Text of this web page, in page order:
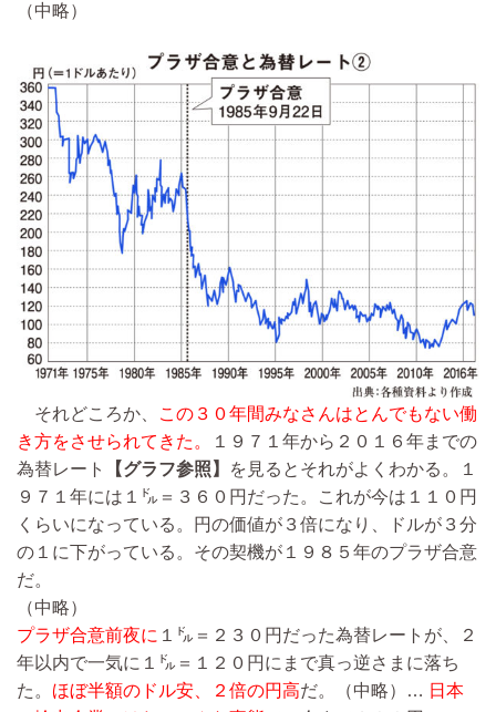
（中略）
それどころか、
この３０年間みなさんはとんでもない働
き方をさせられてきた。
１９７１年から２０１６年までの
為替レート
【グラフ参照】
を見るとそれがよくわかる。１
９７１年には１㌦＝３６０円だった。これが今は１１０円
くらいになっている。円の価値が３倍になり、ドルが３分
の１に下がっている。その契機が１９８５年のプラザ合意
だ。
（中略）
プラザ合意前夜に １㌦＝２３０円だった為替レートが、２
年以内で一気に１㌦＝１２０円にまで真っ逆さまに落ち
た。 ほぼ半額のドル安、２倍の円高だ。 （中略）… 日本